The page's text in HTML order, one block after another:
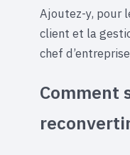
Ajoutez-y, pour
client et la
chef
Comment